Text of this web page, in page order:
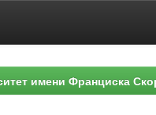
имени Франциска